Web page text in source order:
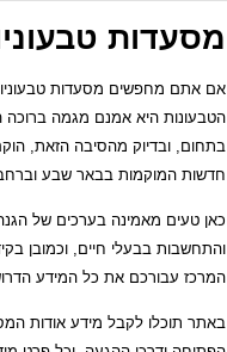
מסעדות
אם אתם מחפשים מסעדות
הטבעונות היא אמנם מגמה ברוכה
בתחום, ובדיוק מהסיבה הזאת,
חדשות המוקמות בבאר שבע
כאן טעים מאמינה בערכים של
והתחשבות בבעלי חיים, וכמובן
המרכז עבורכם את כל המידע
באתר תוכלו לקבל מידע אודות